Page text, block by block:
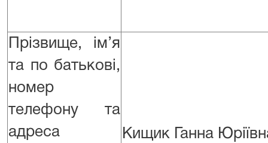
Прізвище, ім’я
та по батькові,
номер
телефону та
адреса
Кищик Ганна